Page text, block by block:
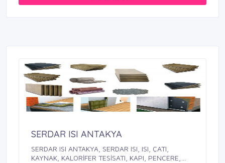
SERDAR ISI ANTAKYA
SERDAR ISI ANTAKYA, SERDAR ISI, ISI, ÇATI,
KAYNAK, KALORİFER TESİSATI, KAPI, PENCERE,